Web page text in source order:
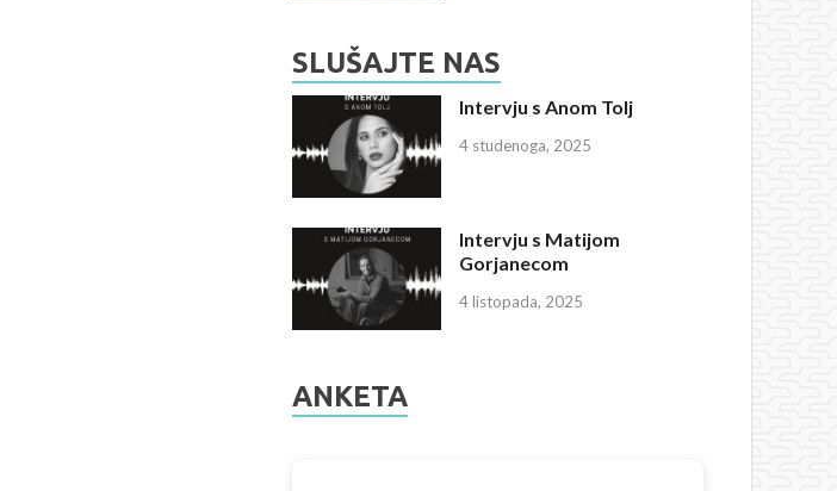
SLUŠAJTE NAS
Intervju s Anom Tolj
4 studenoga, 2025
Intervju s Matijom
Gorjanecom
4 listopada, 2025
ANKETA